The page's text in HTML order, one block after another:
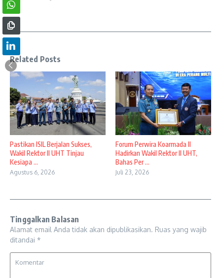
Related Posts
Pastikan ISIL Berjalan Sukses,
Wakil Rektor II UHT Tinjau
Kesiapa ...
Agustus 6, 2026
Forum Perwira Koarmada II
Hadirkan Wakil Rektor II UHT,
Bahas Per ...
Juli 23, 2026
Tinggalkan Balasan
Alamat email Anda tidak akan dipublikasikan. Ruas yang wajib
ditandai *